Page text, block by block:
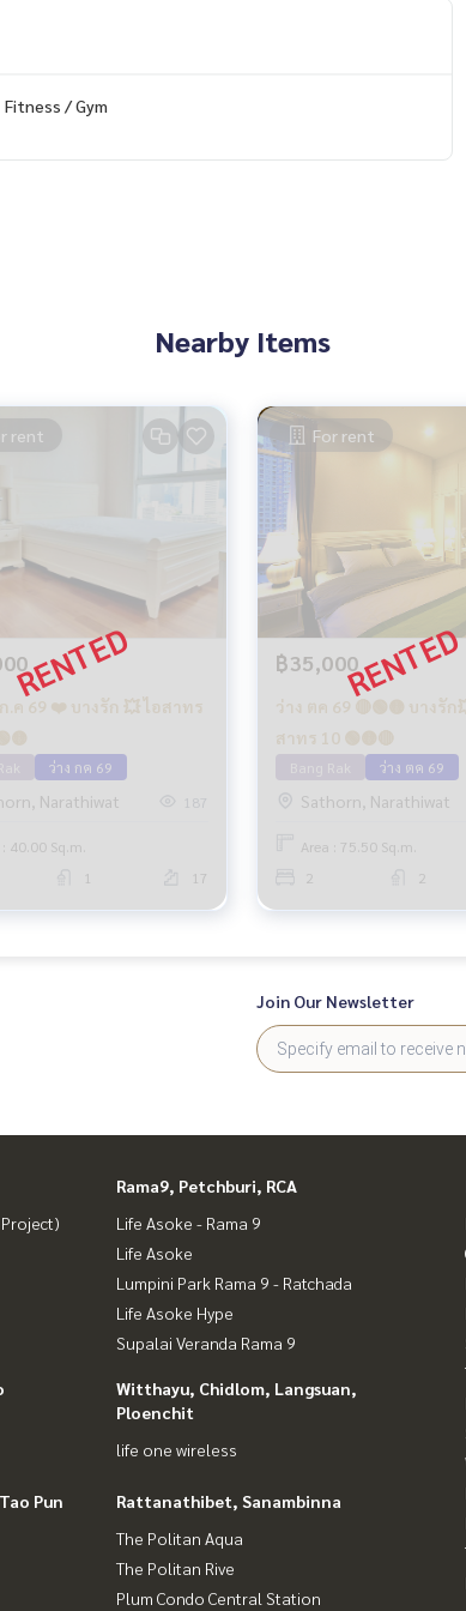
Fitness / Gym
Nearby Items
rent
างรัก 💥 ไอสาทร
ว่าง กค 69
Narathiwat 187
40.00 Sq.m.
1 17
For rent
฿35,000
ว่าง ตค 69 🔴🟢🟡 บางรัก
สาทร 10 🟢🟡🔴
ว่าง ตค 69
Sathorn, Narathiwat
Area : 75.50 Sq.m.
2
2
Join Our Newsletter
Rama9, Petchburi, RCA
Life Asoke - Rama 9
Life Asoke
Lumpini Park Rama 9 - Ratchada
Life Asoke Hype
Supalai Veranda Rama 9
Witthayu, Chidlom, Langsuan,
Ploenchit
life one wireless
Pun
Rattanathibet, Sanambinna
The Politan Aqua
The Politan Rive
Plum Condo Central Station